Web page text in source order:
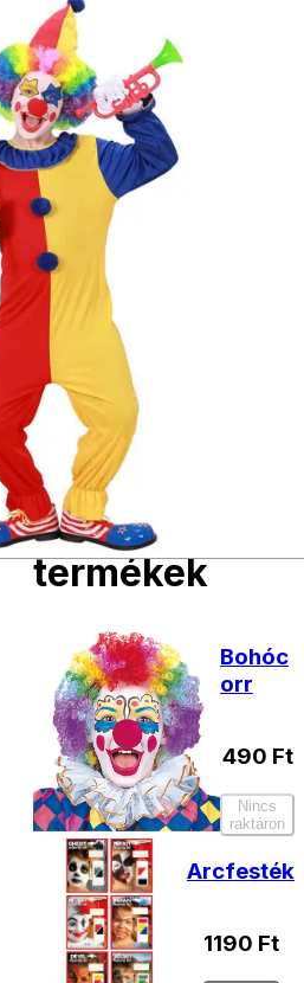
bajusz, műanyag
korona, esernyő,
vasvilla, stb.
Amennyiben a
képen több
termék szerepel,
az ár minden
Ár
Szállítás:
- Csomagautomata: 1190
forinttól
- Házhozszállítás: 2190
forinttól
- Személyes átvétel:
ingyenesen
Kiegészítő
termékek
Bohóc
orr
490 Ft
Nincs
raktáron
Arcfesték
1190 Ft